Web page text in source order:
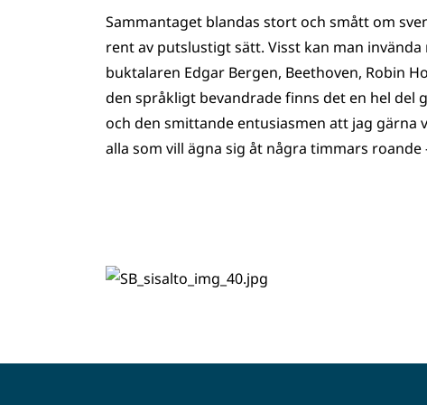
Sammantaget blandas stort och smått om
rent av putslustigt sätt. Visst kan man
buktalaren Edgar Bergen, Beethoven, Robin
den språkligt bevandrade finns det en hel
och den smittande entusiasmen att jag gärna
alla som vill ägna sig åt några timmars